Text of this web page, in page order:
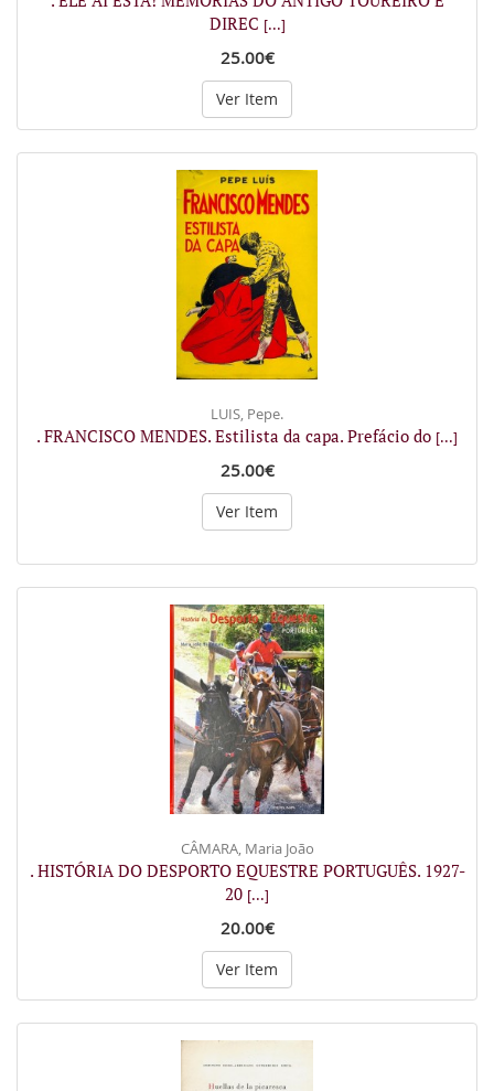
DIREC [...]
25.00€
Ver Item
LUIS, Pepe.
. FRANCISCO MENDES. Estilista da capa. Prefácio do [...]
25.00€
Ver Item
CÂMARA, Maria João
. HISTÓRIA DO DESPORTO EQUESTRE PORTUGUÊS. 1927-
20 [...]
20.00€
Ver Item